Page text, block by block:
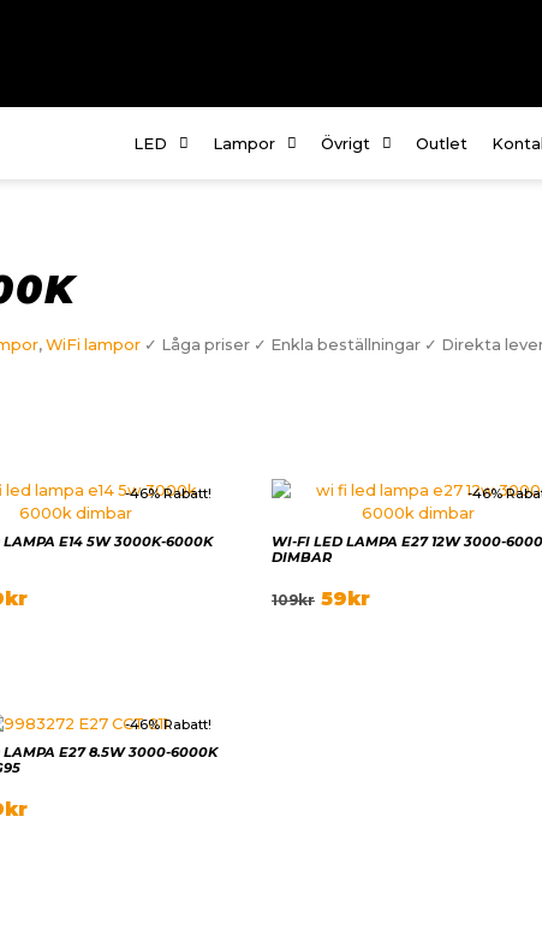
LED Lampor Övrigt Outlet
, WiFi lampor ✓ Låga priser ✓ Enkla beställningar ✓ Direkta
-46% Rabatt!
LAMPA E14 5W 3000K-6000K
kr
-46%
WI-FI LED LAMPA E27 12W 3000-
DIMBAR
109kr 59 kr
-46% Rabatt!
LAMPA E27 8.5W 3000-6000K
kr